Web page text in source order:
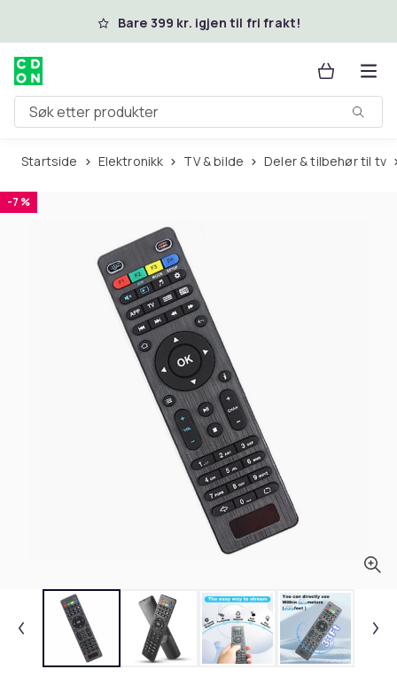
Hopp til hovedinnholdBare 399 kr. igjen til fri frakt!
Søk etter produkter
Startside Elektronikk TV & bilde Deler & tilbehør til tv
-7 %